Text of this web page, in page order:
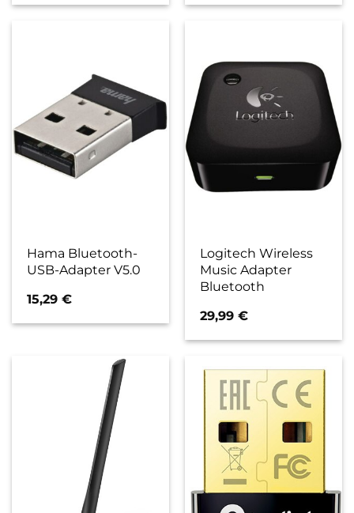
Hama Bluetooth-
USB-Adapter V5.0
15,29€
Logitech Wireless
Music Adapter
Bluetooth
29,99€